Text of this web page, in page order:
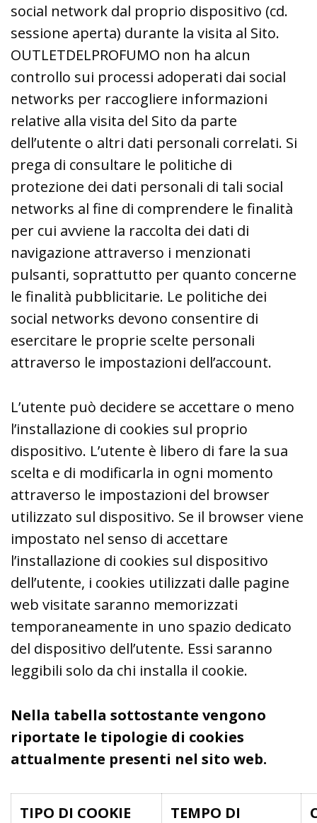
social network dal proprio dispositivo (cd.
sessione aperta) durante la visita al Sito.
OUTLETDELPROFUMO non ha alcun
controllo sui processi adoperati dai social
networks per raccogliere informazioni
relative alla visita del Sito da parte
dell’utente o altri dati personali correlati. Si
prega di consultare le politiche di
protezione dei dati personali di tali social
networks al fine di comprendere le finalità
per cui avviene la raccolta dei dati di
navigazione attraverso i menzionati
pulsanti, soprattutto per quanto concerne
le finalità pubblicitarie. Le politiche dei
social networks devono consentire di
esercitare le proprie scelte personali
attraverso le impostazioni dell’account.
L’utente può decidere se accettare o meno
l’installazione di cookies sul proprio
dispositivo. L’utente è libero di fare la sua
scelta e di modificarla in ogni momento
attraverso le impostazioni del browser
utilizzato sul dispositivo. Se il browser viene
impostato nel senso di accettare
l’installazione di cookies sul dispositivo
dell’utente, i cookies utilizzati dalle pagine
web visitate saranno memorizzati
temporaneamente in uno spazio dedicato
del dispositivo dell’utente. Essi saranno
leggibili solo da chi installa il cookie.
Nella tabella sottostante vengono
riportate le tipologie di cookies
attualmente presenti nel sito web.
TIPO DI COOKIE
TEMPO DI